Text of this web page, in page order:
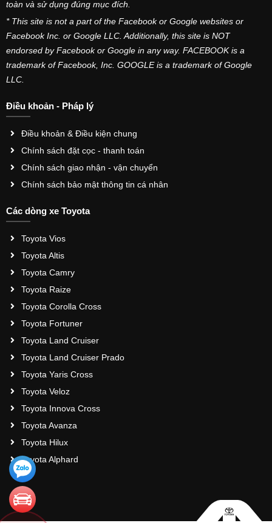
toàn và sử dụng đúng mục đích.
* This site is not a part of the Facebook or Google websites or
Facebook Inc. or Google LLC. Additionally, this site is NOT
endorsed by Facebook or Google in any way. FACEBOOK is a
trademark of Facebook, Inc. GOOGLE is a trademark of Google
LLC.
Điều khoản - Pháp lý
Điều khoản & Điều kiện chung
Chính sách đặt cọc - thanh toán
Chính sách giao nhận - vận chuyển
Chính sách bảo mật thông tin cá nhân
Các dòng xe Toyota
Toyota Vios
Toyota Altis
Toyota Camry
Toyota Raize
Toyota Corolla Cross
Toyota Fortuner
Toyota Land Cruiser
Toyota Land Cruiser Prado
Toyota Yaris Cross
Toyota Veloz
Toyota Innova Cross
Toyota Avanza
Toyota Hilux
Toyota Alphard